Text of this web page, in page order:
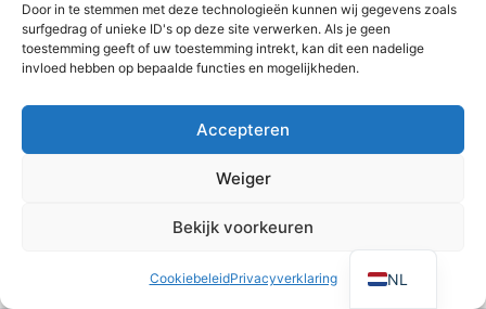
Door in te stemmen met deze technologieën kunnen wij gegevens zoals
surfgedrag of unieke ID's op deze site verwerken. Als je geen
toestemming geeft of uw toestemming intrekt, kan dit een nadelige
invloed hebben op bepaalde functies en mogelijkheden.
Accepteren
Weiger
Bekijk voorkeuren
CookiebeleidPrivacyverklaring NL